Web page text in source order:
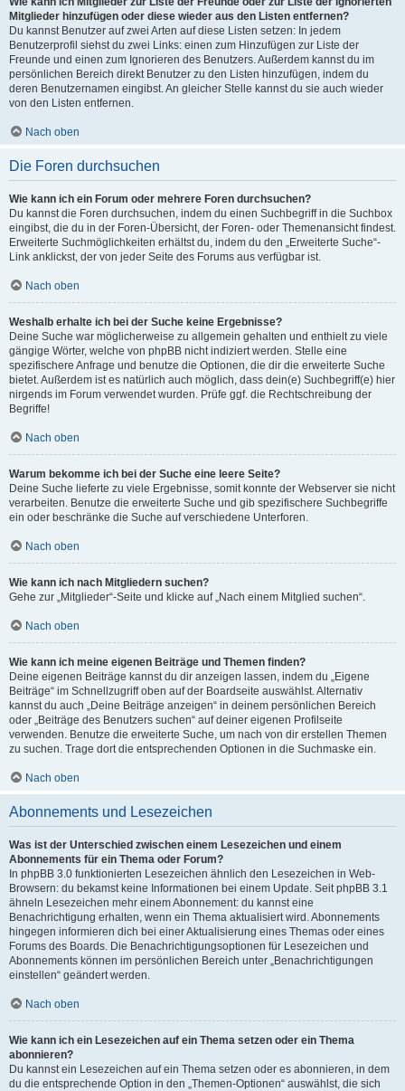
Mitglieder hinzufügen oder diese wieder aus den Listen entfernen?
Du kannst Benutzer auf zwei Arten auf diese Listen setzen: In jedem
Benutzerprofil siehst du zwei Links: einen zum Hinzufügen zur Liste der
Freunde und einen zum Ignorieren des Benutzers. Außerdem kannst du im
persönlichen Bereich direkt Benutzer zu den Listen hinzufügen, indem du
deren Benutzernamen eingibst. An gleicher Stelle kannst du sie auch wieder
von den Listen entfernen.
Nach oben
Die Foren durchsuchen
Wie kann ich ein Forum oder mehrere Foren durchsuchen?
Du kannst die Foren durchsuchen, indem du einen Suchbegriff in die Suchbox
eingibst, die du in der Foren-Übersicht, der Foren- oder Themenansicht findest.
Erweiterte Suchmöglichkeiten erhältst du, indem du den „Erweiterte Suche“-
Link anklickst, der von jeder Seite des Forums aus verfügbar ist.
Nach oben
Weshalb erhalte ich bei der Suche keine Ergebnisse?
Deine Suche war möglicherweise zu allgemein gehalten und enthielt zu viele
gängige Wörter, welche von phpBB nicht indiziert werden. Stelle eine
spezifischere Anfrage und benutze die Optionen, die dir die erweiterte Suche
bietet. Außerdem ist es natürlich auch möglich, dass dein(e) Suchbegriff(e) hier
nirgends im Forum verwendet wurden. Prüfe ggf. die Rechtschreibung der
Begriffe!
Nach oben
Warum bekomme ich bei der Suche eine leere Seite?
Deine Suche lieferte zu viele Ergebnisse, somit konnte der Webserver sie nicht
verarbeiten. Benutze die erweiterte Suche und gib spezifischere Suchbegriffe
ein oder beschränke die Suche auf verschiedene Unterforen.
Nach oben
Wie kann ich nach Mitgliedern suchen?
Gehe zur „Mitglieder“-Seite und klicke auf „Nach einem Mitglied suchen“.
Nach oben
Wie kann ich meine eigenen Beiträge und Themen finden?
Deine eigenen Beiträge kannst du dir anzeigen lassen, indem du „Eigene
Beiträge“ im Schnellzugriff oben auf der Boardseite auswählst. Alternativ
kannst du auch „Deine Beiträge anzeigen“ in deinem persönlichen Bereich
oder „Beiträge des Benutzers suchen“ auf deiner eigenen Profilseite
verwenden. Benutze die erweiterte Suche, um nach von dir erstellen Themen
zu suchen. Trage dort die entsprechenden Optionen in die Suchmaske ein.
Nach oben
Abonnements und Lesezeichen
Was ist der Unterschied zwischen einem Lesezeichen und einem
Abonnements für ein Thema oder Forum?
In phpBB 3.0 funktionierten Lesezeichen ähnlich den Lesezeichen in Web-
Browsern: du bekamst keine Informationen bei einem Update. Seit phpBB 3.1
ähneln Lesezeichen mehr einem Abonnement: du kannst eine
Benachrichtigung erhalten, wenn ein Thema aktualisiert wird. Abonnements
hingegen informieren dich bei einer Aktualisierung eines Themas oder eines
Forums des Boards. Die Benachrichtigungsoptionen für Lesezeichen und
Abonnements können im persönlichen Bereich unter „Benachrichtigungen
einstellen“ geändert werden.
Nach oben
Wie kann ich ein Lesezeichen auf ein Thema setzen oder ein Thema
abonnieren?
Du kannst ein Lesezeichen auf ein Thema setzen oder es abonnieren, in dem
du die entsprechende Option in den „Themen-Optionen“ auswählst, die sich